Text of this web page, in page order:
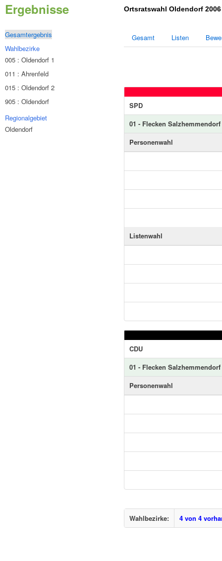
Ergebnisse
Gesamtergebnis
Wahlbezirke
005 : Oldendorf 1
011 : Ahrenfeld
015 : Oldendorf 2
905 : Oldendorf
Regionalgebiet
Oldendorf
Ortsratswahl Oldendorf
Gesamt Listen
SPD
01 - Flecken Salzhemmendorf
Personenwahl
Listenwahl
CDU
01 - Flecken Salzhemmendorf
Personenwahl
Wahlbezirke: 4 von 4